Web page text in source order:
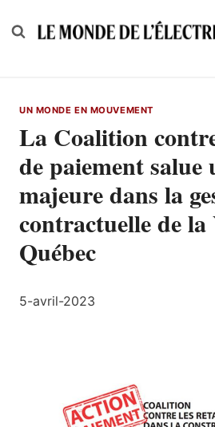
to
UN MONDE EN MOUVEMENT
La Coalition
de paiement salue
majeure dans la
contractuelle de
Québec
5-avril-2023